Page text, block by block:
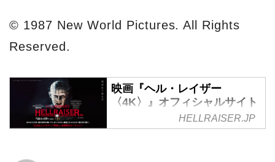
© 1987 New World Pictures. All Rights
Reserved.
映画『ヘル・レイザー
〈4K〉』オフィシャルサイト
12月8日(金)よりシネマート新宿
HELLRAISER.JP